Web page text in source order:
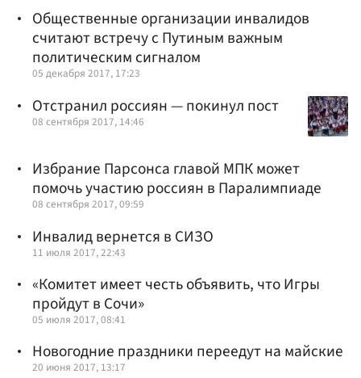
Общественные организации инвалидов
считают встречу с Путиным важным
политическим сигналом
05 декабря 2017, 17:23
Отстранил россиян — покинул пост
08 сентября 2017, 14:46
Избрание Парсонса главой МПК может
помочь участию россиян в Паралимпиаде
08 сентября 2017, 09:59
Инвалид вернется в СИЗО
11 июля 2017, 22:43
«Комитет имеет честь объявить, что Игры
пройдут в Сочи»
05 июля 2017, 08:41
Новогодние праздники переедут на майские
20 июня 2017, 13:17